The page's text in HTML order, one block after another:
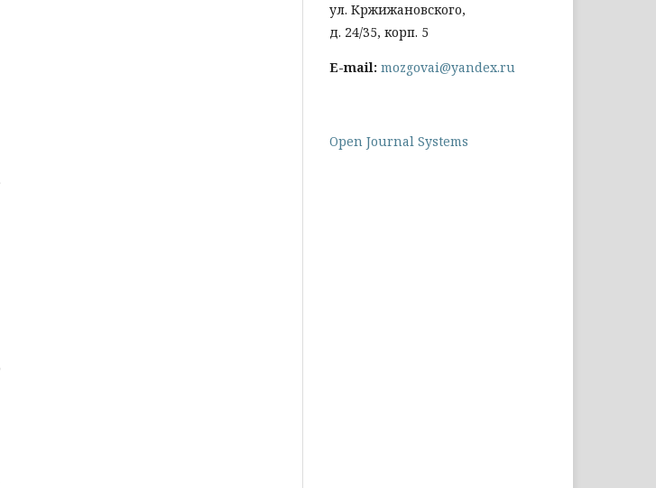
ул. Кржижановского,
д. 24/35, корп. 5
E-mail: mozgovai@yandex.ru
Open Journal Systems